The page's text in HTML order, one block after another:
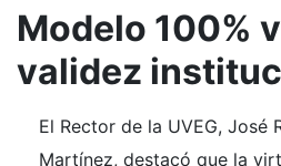
Modelo 100%
validez
El Rector de la UVEG, José
Martínez, destacó que la